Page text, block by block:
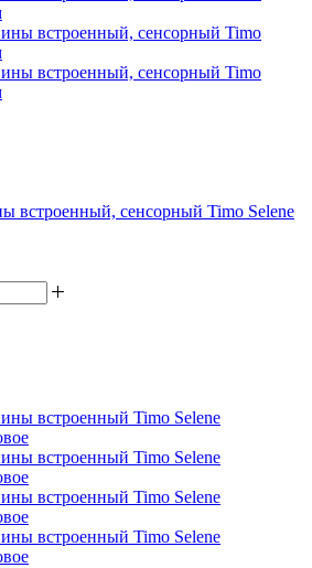
встроенный, сенсорный Timo Selene